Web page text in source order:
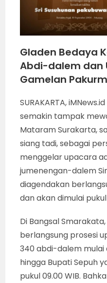
Gladen Bedaya
Abdi-dalem dan
Gamelan
SURAKARTA,
semakin tampak
Mataram Surakarta,
siang tadi, sebagai
menggelar upacara
jumenengan-dalem
diagendakan
dan akan dimulai pukul
Di Bangsal
berlangsung prosesi
340 abdi-dalem mulai
hingga Bupati Sepuh
pukul 09.00 WIB.